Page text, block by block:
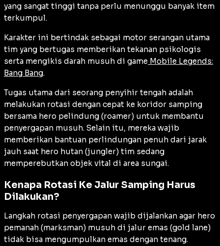
yang sangat tinggi tanpa perlu menunggu banyak item
terkumpul.
Karakter ini bertindak sebagai motor serangan utama
tim yang bertugas memberikan tekanan psikologis
serta mengikis darah musuh di game Mobile Legends:
Bang Bang.
Tugas utama dari seorang penyihir tengah adalah
melakukan rotasi dengan cepat ke koridor samping
bersama hero pelindung (roamer) untuk membantu
penyergapan musuh. Selain itu, mereka wajib
memberikan bantuan perlindungan penuh dari jarak
jauh saat hero hutan (jungler) tim sedang
memperebutkan objek vital di area sungai.
Kenapa Rotasi Ke Jalur Samping Harus
Dilakukan?
Langkah rotasi penyergapan wajib dijalankan agar hero
pemanah (marksman) musuh di jalur emas (gold lane)
tidak bisa mengumpulkan emas dengan tenang.